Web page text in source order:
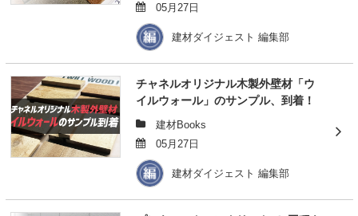
05月27日
建材ダイジェスト 編集部
チャネルオリジナル木製外壁材「ウ
イルウォール」のサンプル、到着！
建材Books
05月27日
建材ダイジェスト 編集部